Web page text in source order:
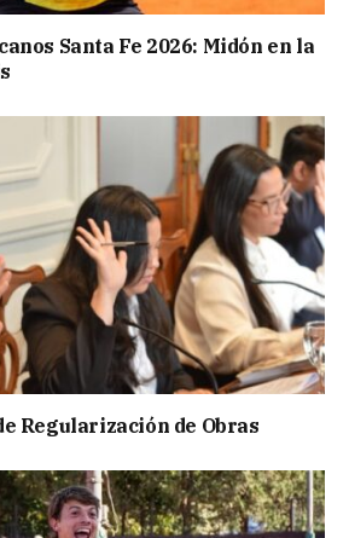
Santa Fe 2026: Midón en la
Regularización de Obras